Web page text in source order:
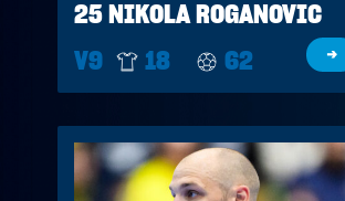
25 NIKOLA ROGANOVIC
V9
18 62 →